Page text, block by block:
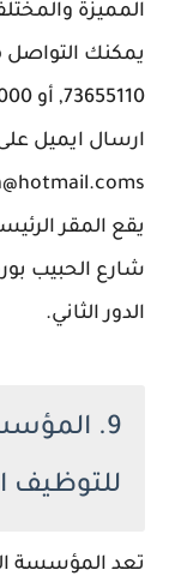
المميزة
يمكنك التواصل
ارسال ايميل على
يقع المقر
شارع الحبيب
الدور الثاني.
9.
للتوظيف
تعد المؤسسة